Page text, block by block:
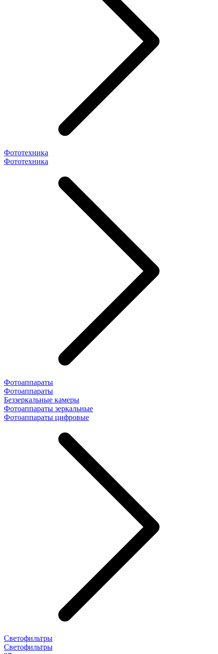
Фототехника
Фототехника
Фотоаппараты
Фотоаппараты
Беззеркальные камеры
Фотоаппараты зеркальные
Фотоаппараты цифровые
Светофильтры
Светофильтры